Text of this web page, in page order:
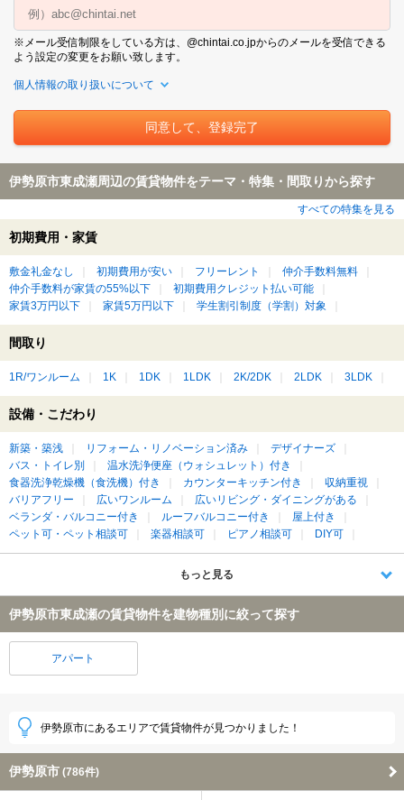
※メール受信制限をしている方は、@chintai.co.jpからのメールを受信できる
よう設定の変更をお願い致します。
個人情報の取り扱いについて
伊勢原市東成瀬周辺の賃貸物件をテーマ・特集・間取りから探す
すべての特集を見る
初期費用・家賃
敷金礼金なし 初期費用が安い フリーレント
仲介手数料無料
仲介手数料が家賃の55%以下
初期費用クレジット払い可能
家賃3万円以下
家賃5万円以下 学生割引制度（学割）対象
間取り
1R/ワンルーム 1K 1DK 1LDK 2K/2DK 2LDK 3LDK
設備・こだわり
新築・築浅 リフォーム・リノベーション済み
デザイナーズ
バス・トイレ別
温水洗浄便座（ウォシュレット）付き
食器洗浄乾燥機（食洗機）付き
カウンターキッチン付き
収納重視
バリアフリー
広いワンルーム
広いリビング・ダイニングがある
ベランダ・バルコニー付き
ルーフバルコニー付き
屋上付き
ペット可・ペット相談可
楽器相談可 ピアノ相談可 DIY可
もっと見る
伊勢原市東成瀬の賃貸物件を建物種別に絞って探す
アパート
伊勢原市にあるエリアで賃貸物件が見つかりました！
伊勢原市 (786件)